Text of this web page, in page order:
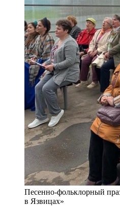
Песенно-фольклорный
в Язвицах»